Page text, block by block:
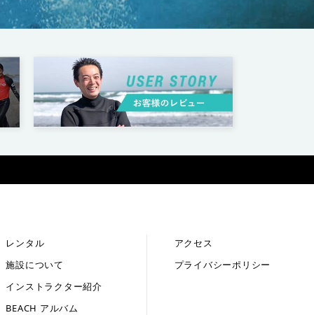
レンタル
施設について
インストラクター紹介
BEACH アルバム
アクセス
プライバシーポリシー